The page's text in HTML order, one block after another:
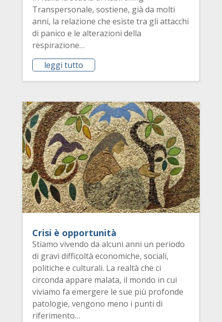
Transpersonale, sostiene, già da molti
anni, la relazione che esiste tra gli attacchi
di panico e le alterazioni della
respirazione…
leggi tutto
Crisi è opportunità
Stiamo vivendo da alcuni anni un periodo
di gravi difficoltà economiche, sociali,
politiche e culturali. La realtà che ci
circonda appare malata, il mondo in cui
viviamo fa emergere le sue più profonde
patologie, vengono meno i punti di
riferimento…